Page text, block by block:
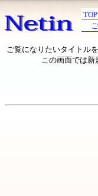
TOP
ご覧になりたいタイトル
この画面では新